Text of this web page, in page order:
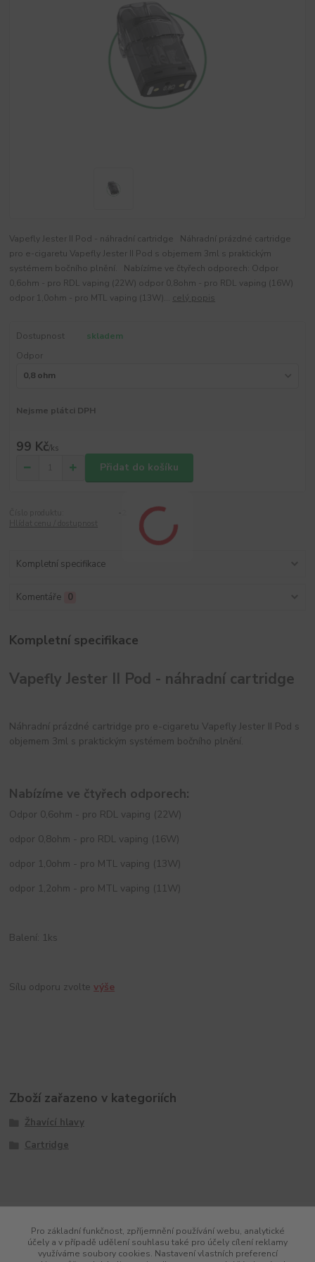
Vapefly Jester II Pod - náhradní cartridge Náhradní prázdné cartridge
pro e-cigaretu Vapefly Jester II Pod s objemem 3ml s praktickým
systémem bočního plnění. Nabízíme ve čtyřech odporech: Odpor
0,6ohm - pro RDL vaping (22W) odpor 0,8ohm - pro RDL vaping (16W)
odpor 1,0ohm - pro MTL vaping (13W)... celý popis
Dostupnost
skladem
Odpor
Nejsme plátci DPH
99 Kč/ks
Přidat do košíku
Kompletní specifikace
Komentáře 0
Kompletní specifikace
Vapefly Jester II Pod - náhradní cartridge
Náhradní prázdné cartridge pro e-cigaretu Vapefly Jester II Pod s
objemem 3ml s praktickým systémem bočního plnění.
Nabízíme ve čtyřech odporech:
Odpor 0,6ohm - pro RDL vaping (22W)
odpor 0,8ohm - pro RDL vaping (16W)
odpor 1,0ohm - pro MTL vaping (13W)
odpor 1,2ohm - pro MTL vaping (11W)
Balení: 1ks
Sílu odporu zvoltevýše
Zboží zařazeno v kategoriích
Žhavící hlavy
Cartridge
Pro základní funkčnost, zpříjemnění používání webu, analytické
účely a v případě udělení souhlasu také pro účely cílení reklamy
využíváme soubory cookies. Nastavení vlastních preferencí